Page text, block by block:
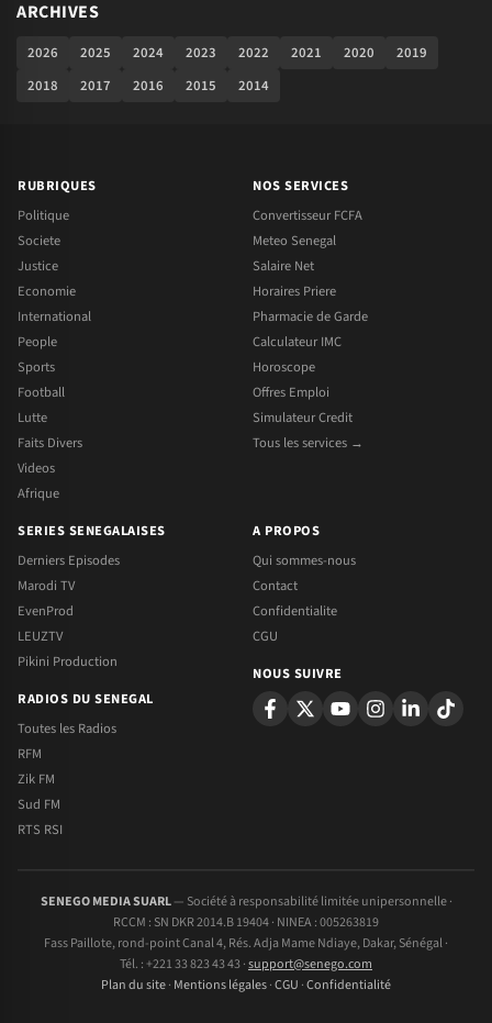
ARCHIVES
2026 2025 2024 2023 2022 2021 2020
2019
2018
2017 2016 2015 2014
RUBRIQUES
Politique
Societe
Justice
Economie
International
People
Sports
Football
Lutte
Faits Divers
Videos
Afrique
NOS SERVICES
Convertisseur FCFA
Meteo Senegal
Salaire Net
Horaires Priere
Pharmacie de Garde
Calculateur IMC
Horoscope
Offres Emploi
Simulateur Credit
Tous les services →
SERIES SENEGALAISES
Derniers Episodes
Marodi TV
EvenProd
LEUZTV
Pikini Production
RADIOS DU SENEGAL
Toutes les Radios
RFM
Zik FM
Sud FM
RTS RSI
A PROPOS
Qui sommes-nous
Contact
Confidentialite
CGU
NOUS SUIVRE
SENEGO MEDIA SUARL— Société à responsabilité limitée unipersonnelle ·
RCCM : SN DKR 2014.B 19404 · NINEA : 005263819
Fass Paillote, rond-point Canal 4, Rés. Adja Mame Ndiaye, Dakar, Sénégal ·
Tél. : +221 33 823 43 43 ·support@senego.com
Plan du site· Mentions légales·CGU ·Confidentialité